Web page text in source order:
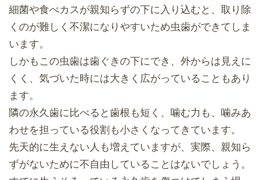
細菌や食べカスが親知らずの下に入り込むと、取り除
くのが難しく不潔になりやすいため虫歯ができてしま
います。
しかもこの虫歯は歯ぐきの下にでき、外からは見えに
くく、気づいた時には大きく広がっていることもあり
ます。
隣の永久歯に比べると歯根も短く、噛む力も、噛みあ
わせを担っている役割も小さくなってきています。
先天的に生えない人も増えていますが、実際、親知ら
ずがないために不自由していることはないでしょう。